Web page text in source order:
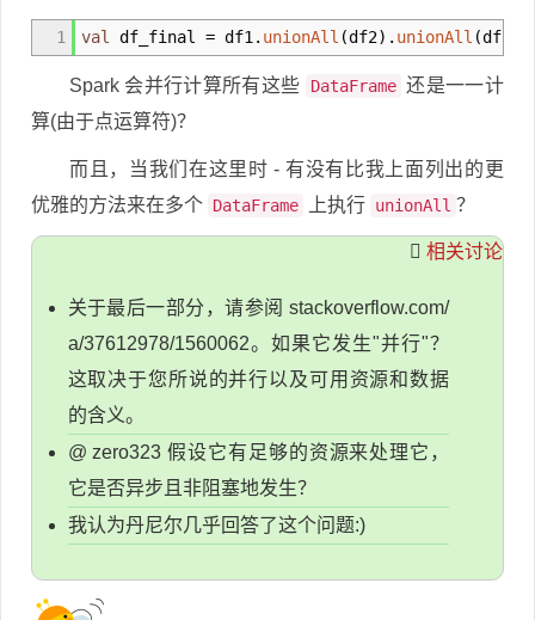
1 val df final = df1. unionAll (df2) . unionAll (df3
Spark 会并行计算所有这些 DataFrame 还是一一计
算(由于点运算符)？
而且，当我们在这里时 - 有没有比我上面列出的更
优雅的方法来在多个 DataFrame 上执行 unionAll ？
相关讨论
关于最后一部分，请参阅 stackoverflow.com/
a/37612978/1560062。如果它发生"并行"？
这取决于您所说的并行以及可用资源和数据
的含义。
@ zero323 假设它有足够的资源来处理它，
它是否异步且非阻塞地发生？
我认为丹尼尔几乎回答了这个问题:)